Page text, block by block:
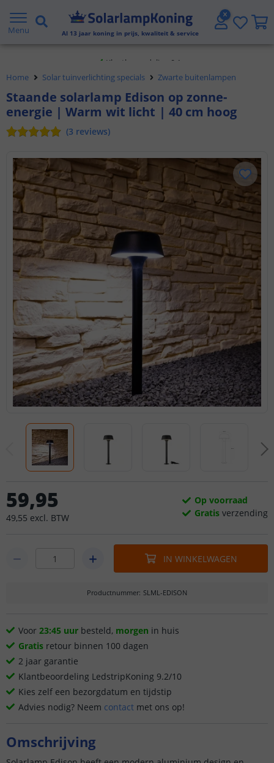
Menu Al 13 jaar koning in prijs, kwaliteit & service
Gratis verzending vanaf € 20,- NL en BE
Voor 23:45 uur besteld, morgen in huis
Home Solar tuinverlichting specials Zwarte buitenlampen
Staande solarlamp Edison op zonne-
energie | Warm wit licht | 40 cm hoog
(3 reviews)
59,95
49,55 excl. BTW
Op voorraad
Gratis verzending
IN WINKELWAGEN
Productnummer: SLML-EDISON
Voor 23:45 uur besteld, morgen in huis
Gratis retour binnen 100 dagen
2 jaar garantie
Klantbeoordeling LedstripKoning 9.2/10
Kies zelf een bezorgdatum en tijdstip
Advies nodig? Neem contact met ons op!
Omschrijving